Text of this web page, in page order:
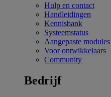
Hulp en contact
Handleidingen
Kennisbank
Systeemstatus
Aangepaste modules
Voor ontwikkelaars
Community
Bedrijf